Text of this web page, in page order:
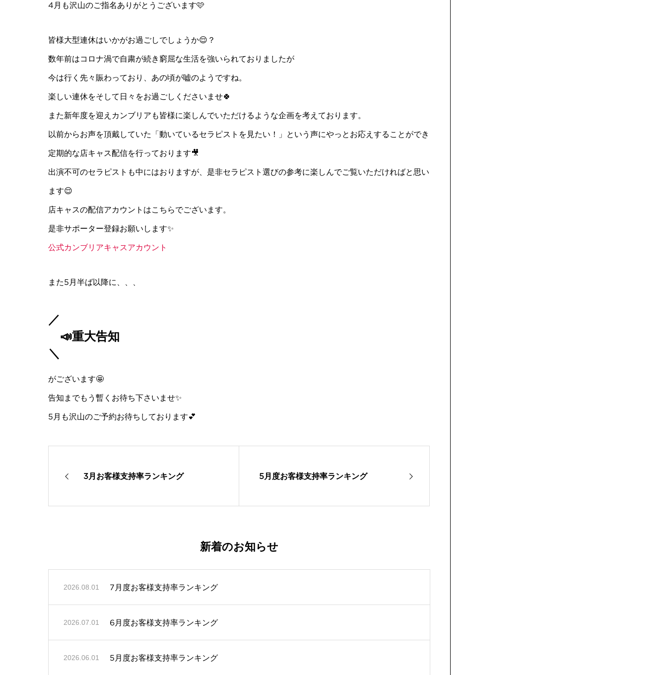
4月も沢山のご指名ありがとうございます🩷
皆様大型連休はいかがお過ごしでしょうか😌？
数年前はコロナ渦で自粛が続き窮屈な生活を強いられておりましたが
今は行く先々賑わっており、あの頃が嘘のようですね。
楽しい連休をそして日々をお過ごしくださいませ🍀
また新年度を迎えカンブリアも皆様に楽しんでいただけるような企画を考えております。
以前からお声を頂戴していた「動いているセラピストを見たい！」という声にやっとお応えすることができ
定期的な店キャス配信を行っております🎥
出演不可のセラピストも中にはおりますが、是非セラピスト選びの参考に楽しんでご覧いただければと思い
ます😌
店キャスの配信アカウントはこちらでございます。
是非サポーター登録お願いします✨
公式カンブリアキャスアカウント
また5月半ば以降に、、、
／
📣重大告知
＼
がございます🤩
告知までもう暫くお待ち下さいませ✨
5月も沢山のご予約お待ちしております💕
3月お客様支持率ランキング 5月度お客様支持率ランキング
新着のお知らせ
2026.08.01 7月度お客様支持率ランキング
2026.07.01 6月度お客様支持率ランキング
2026.06.01 5月度お客様支持率ランキング